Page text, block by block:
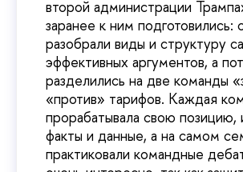
второй администрации
заранее к ним подготовились:
разобрали виды и структуру
эффективных аргументов, а
разделились на две команды
«против» тарифов. Каждая
прорабатывала свою позицию,
факты и данные, а на самом
практиковали командные